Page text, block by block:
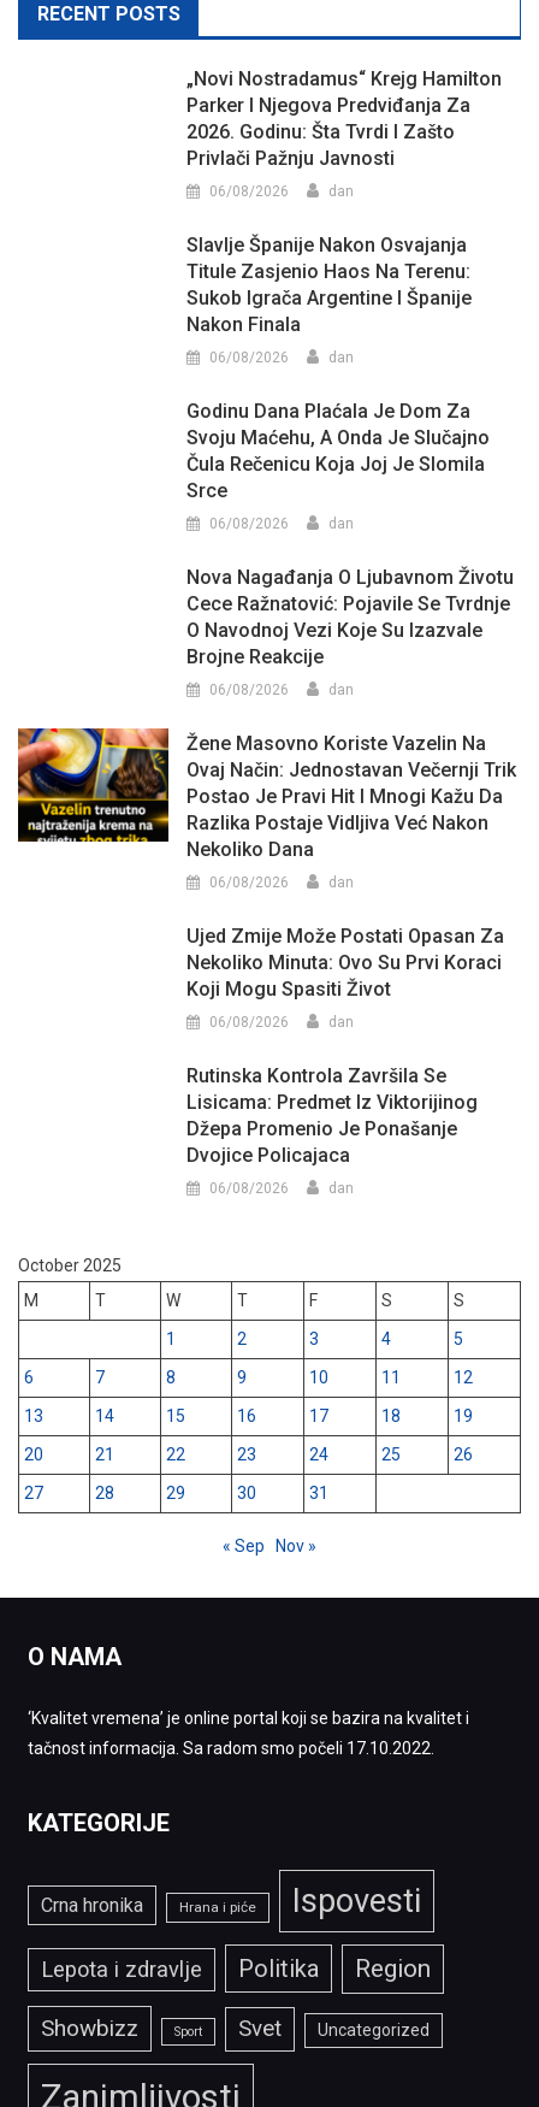
RECENT POSTS
„Novi Nostradamus“ Krejg Hamilton
Parker I Njegova Predviđanja Za
2026. Godinu: Šta Tvrdi I Zašto
Privlači Pažnju Javnosti
06/08/2026 dan
Slavlje Španije Nakon Osvajanja
Titule Zasjenio Haos Na Terenu:
Sukob Igrača Argentine I Španije
Nakon Finala
06/08/2026 dan
Godinu Dana Plaćala Je Dom Za
Svoju Maćehu, A Onda Je Slučajno
Čula Rečenicu Koja Joj Je Slomila
Srce
06/08/2026 dan
Nova Nagađanja O Ljubavnom Životu
Cece Ražnatović: Pojavile Se Tvrdnje
O Navodnoj Vezi Koje Su Izazvale
Brojne Reakcije
06/08/2026 dan
Žene Masovno Koriste Vazelin Na
Ovaj Način: Jednostavan Večernji Trik
Postao Je Pravi Hit I Mnogi Kažu Da
Razlika Postaje Vidljiva Već Nakon
Nekoliko Dana
06/08/2026 dan
Ujed Zmije Može Postati Opasan Za
Nekoliko Minuta: Ovo Su Prvi Koraci
Koji Mogu Spasiti Život
06/08/2026 dan
Rutinska Kontrola Završila Se
Lisicama: Predmet Iz Viktorijinog
Džepa Promenio Je Ponašanje
Dvojice Policajaca
06/08/2026 dan
October 2025
M
T W T F S
S
1
2 3 4
5
6
7 8 9 10 11
12
13
14 15 16 17 18
19
20
21 22 23 24 25
26
27
28 29 30 31
« Sep Nov »
O NAMA
‘Kvalitet vremena’ je online portal koji se bazira na kvalitet i
tačnost informacija. Sa radom smo počeli 17.10.2022.
KATEGORIJE
Crna hronika Hrana i piće Ispovesti
Lepota i zdravlje Politika Region
Showbizz Sport Svet Uncategorized
Zanimljivosti